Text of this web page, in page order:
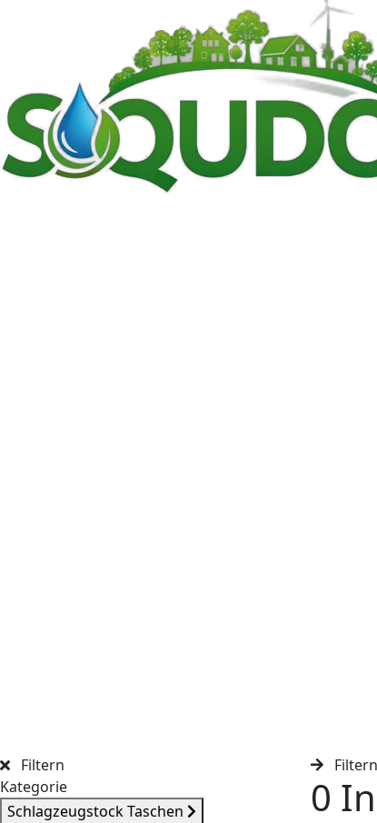
Filtern
Kategorie
Schlag­zeug­stock Taschen
Filtern
0